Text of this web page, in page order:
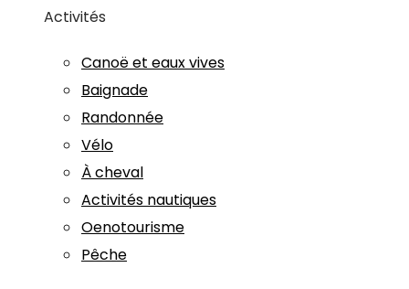
Activités
Canoë et eaux vives
Baignade
Randonnée
Vélo
À cheval
Activités nautiques
Oenotourisme
Pêche